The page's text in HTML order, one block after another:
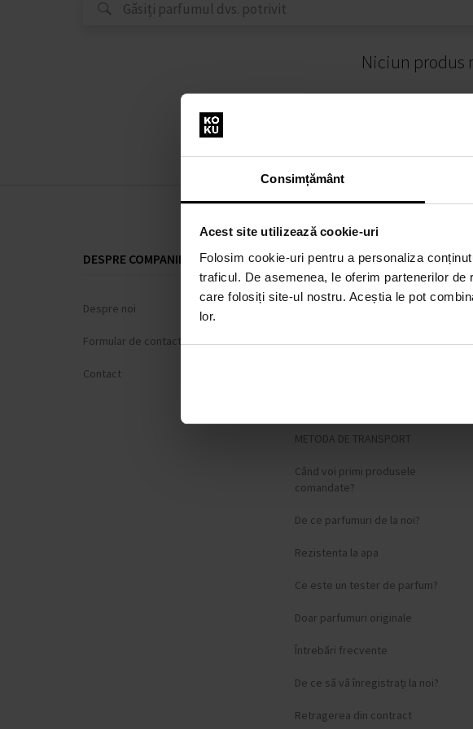
Consimțământ
Acest site utilizează cookie-uri
Folosim cookie-uri pentru a personaliza
traficul. De asemenea, le oferim partenerilor
care folosiți site-ul nostru. Aceștia le pot
lor.
Niciun produs
DESPRE COMPANIE
Despre noi
Formular de contact
Contact
TOTUL DESPRE CUMPĂRĂTURI
Sistem de loialitate
Termeni și condiții
METODA DE TRANSPORT
Când voi primi produsele
comandate?
De ce parfumuri de la noi?
Rezistenta la apa
Ce este un tester de parfum?
Doar parfumuri originale
Întrebări frecvente
De ce să vă înregistrați la noi?
Retragerea din contract